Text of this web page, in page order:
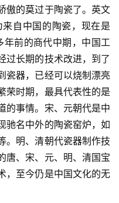
傲的莫过于陶瓷了。英文
自中国的陶瓷，现在是
前的商代中期，中国工
过长期的技术改进，到了
瓷器，已经可以烧制漂亮
荣时期，最具代表性的是
的事情。宋、元朝代是中
驰名中外的陶瓷窑炉，如
。明、清朝代瓷器制作技
唐、宋、元、明、清国宝
，至今仍是中国文化的无